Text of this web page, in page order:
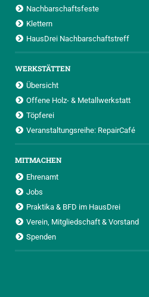
Nachbarschaftsfeste
Klettern
HausDrei Nachbarschaftstreff
WERKSTÄTTEN
Übersicht
Offene Holz- & Metallwerkstatt
Töpferei
Veranstaltungsreihe: RepairCafé
MITMACHEN
Ehrenamt
Jobs
Praktika & BFD im HausDrei
Verein, Mitgliedschaft & Vorstand
Spenden